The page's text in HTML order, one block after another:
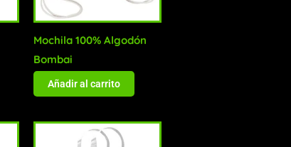
Mochila 100% Algodón
Bombai
Añadir al carrito